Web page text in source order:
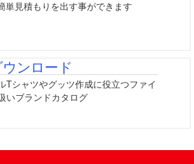
単見積もりを出す事ができます
ンロード
Tシャツやグッツ作成に役立つファイ
いブランドカタログ